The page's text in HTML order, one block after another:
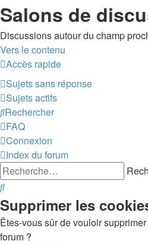
Salons de
Discussions autour du champ
Vers le contenu
Accès rapide
Sujets sans réponse
Sujets actifs
Rechercher
FAQ
Connexion
Index du forum
Rechercher
Supprimer les
Êtes-vous sûr de vouloir
forum ?